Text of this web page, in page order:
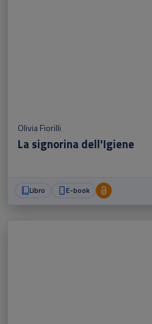
Olivia Fiorilli
La signorina dell'Igiene
Libro E-book